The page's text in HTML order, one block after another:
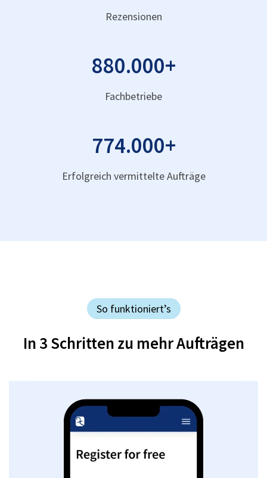
Rezensionen
880.000+
Fachbetriebe
774.000+
Erfolgreich vermittelte Aufträge
So funktioniert’s
In 3 Schritten zu mehr Aufträgen